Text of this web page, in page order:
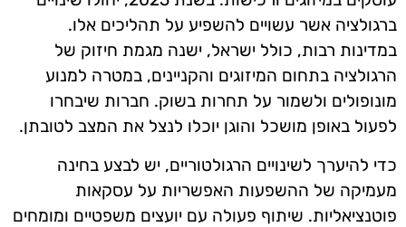
ברגולציה אשר עשויים להשפיע על תהליכים אלו.
במדינות רבות, כולל ישראל, ישנה מגמת חיזוק של
הרגולציה בתחום המיזוגים והקניינים, במטרה למנוע
מונופולים ולשמור על תחרות בשוק. חברות שיבחרו
לפעול באופן מושכל והוגן יוכלו לנצל את המצב לטובתן.
כדי להיערך לשינויים הרגולטוריים, יש לבצע בחינה
מעמיקה של ההשפעות האפשריות על עסקאות
פוטנציאליות. שיתוף פעולה עם יועצים משפטיים ומומחים